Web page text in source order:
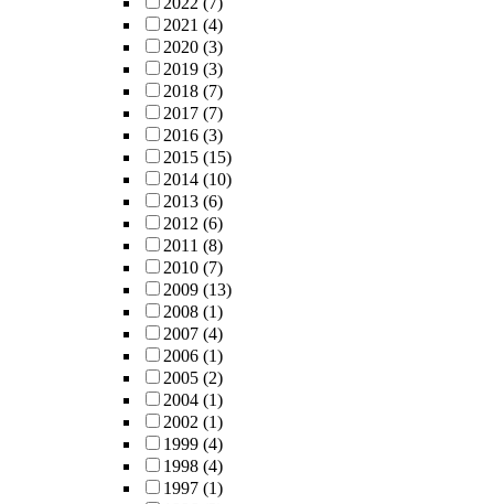
2021 (4)
2020 (3)
2019 (3)
2018 (7)
2017 (7)
2016 (3)
2015 (15)
2014 (10)
2013 (6)
2012 (6)
2011 (8)
2010 (7)
2009 (13)
2008 (1)
2007 (4)
2006 (1)
2005 (2)
2004 (1)
2002 (1)
1999 (4)
1998 (4)
1997 (1)